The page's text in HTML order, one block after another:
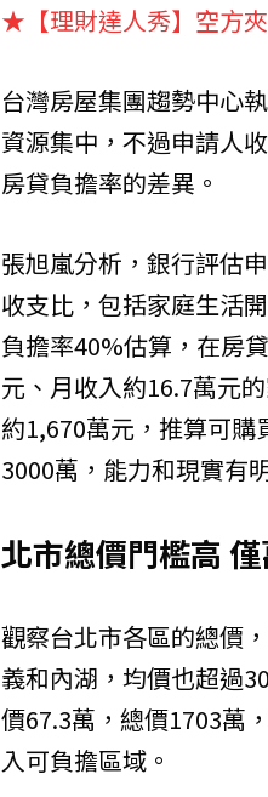
★【理財達人秀】空方
台灣房屋集團趨勢中心
資源集中，不過申請人
房貸負擔率的差異。
張旭嵐分析，銀行評估
收支比，包括家庭生活
負擔率40%估算，在房
元、月收入約16.7萬元
約1,670萬元，推算可
3000萬，能力和現實有
北市總價門檻高
觀察台北市各區的總價
義和內湖，均價也超過
價67.3萬，總價1703萬
入可負擔區域。